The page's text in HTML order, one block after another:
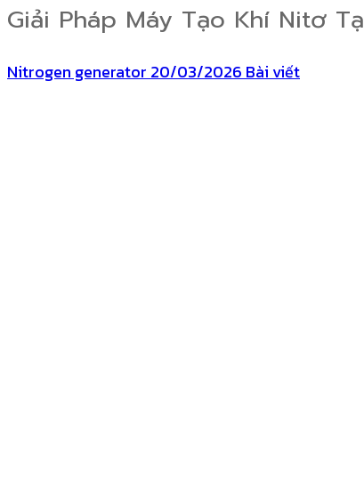
Giải Pháp Máy Tạo Khí Nitơ
Nitrogen generator 20/03/2026 Bài viết